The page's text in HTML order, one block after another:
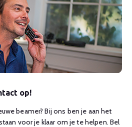
op!
beamer? Bij ons ben je aan het
voor je klaar om je te helpen. Bel